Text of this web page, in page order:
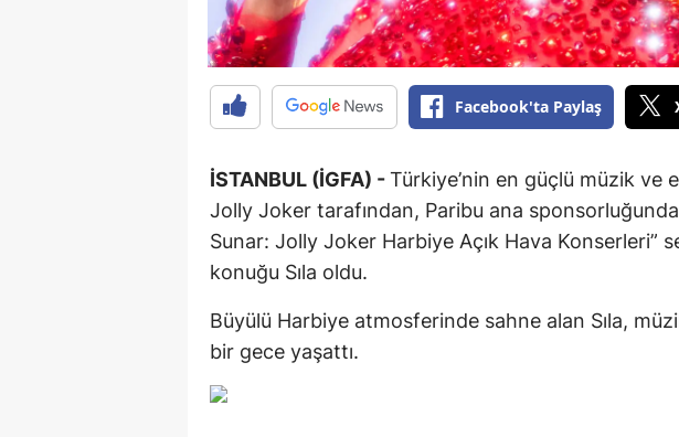
Facebook'ta Paylaş
İSTANBUL (İGFA) -Türkiye’nin en güçlü müzik ve
Jolly Joker tarafından, Paribu ana
Sunar: Jolly Joker Harbiye Açık Hava Konserleri”
konuğu Sıla oldu.
Büyülü Harbiye atmosferinde sahne alan Sıla,
bir gece yaşattı.